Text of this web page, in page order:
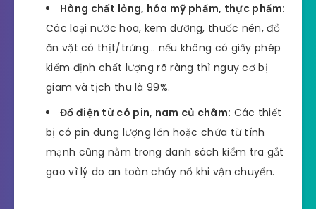
Hàng chất lỏng, hóa mỹ phẩm, thực phẩm:
Các loại nước hoa, kem dưỡng, thuốc nén, đồ
ăn vặt có thịt/trứng… nếu không có giấy phép
kiểm định chất lượng rõ ràng thì nguy cơ bị
giam và tịch thu là 99%.
Đồ điện tử có pin, nam củ châm: Các thiết
bị có pin dung lượng lớn hoặc chứa từ tính
mạnh cũng nằm trong danh sách kiểm tra gắt
gao vì lý do an toàn cháy nổ khi vận chuyển.